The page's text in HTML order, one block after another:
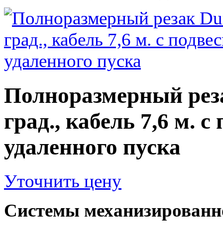
Полноразмерный
град., кабель 7,6 м.
удаленного пуска
Уточнить цену
Системы